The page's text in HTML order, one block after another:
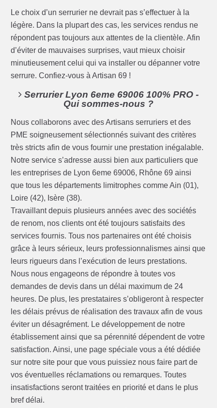
Le choix d’un serrurier ne devrait pas s’effectuer à la
légère. Dans la plupart des cas, les services rendus ne
répondent pas toujours aux attentes de la clientèle. Afin
d’éviter de mauvaises surprises, vaut mieux choisir
minutieusement celui qui va installer ou dépanner votre
serrure. Confiez-vous à Artisan 69 !
Serrurier Lyon 6eme 69006 100% PRO -
Qui sommes-nous ?
Nous collaborons avec des Artisans serruriers et des
PME soigneusement sélectionnés suivant des critères
très stricts afin de vous fournir une prestation inégalable.
Notre service s’adresse aussi bien aux particuliers que
les entreprises de Lyon 6eme 69006, Rhône 69 ainsi
que tous les départements limitrophes comme Ain (01),
Loire (42), Isère (38).
Travaillant depuis plusieurs années avec des sociétés
de renom, nos clients ont été toujours satisfaits des
services fournis. Tous nos partenaires ont été choisis
grâce à leurs sérieux, leurs professionnalismes ainsi que
leurs rigueurs dans l’exécution de leurs prestations.
Nous nous engageons de répondre à toutes vos
demandes de devis dans un délai maximum de 24
heures. De plus, les prestataires s’obligeront à respecter
les délais prévus de réalisation des travaux afin de vous
éviter un désagrément. Le développement de notre
établissement ainsi que sa pérennité dépendent de votre
satisfaction. Ainsi, une page spéciale vous a été dédiée
sur notre site pour que vous puissiez nous faire part de
vos éventuelles réclamations ou remarques. Toutes
insatisfactions seront traitées en priorité et dans le plus
bref délai.